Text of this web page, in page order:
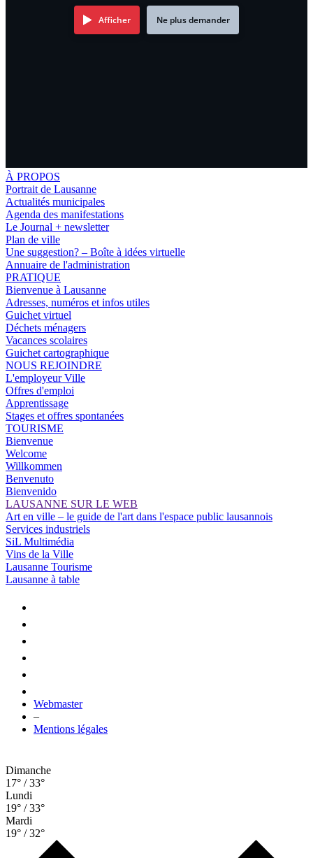
Afficher Ne plus demander
À PROPOS
Portrait de Lausanne
Actualités municipales
Agenda des manifestations
Le Journal + newsletter
Plan de ville
Une suggestion? – Boîte à idées virtuelle
Annuaire de l'administration
PRATIQUE
Bienvenue à Lausanne
Adresses, numéros et infos utiles
Guichet virtuel
Déchets ménagers
Vacances scolaires
Guichet cartographique
NOUS REJOINDRE
L'employeur Ville
Offres d'emploi
Apprentissage
Stages et offres spontanées
TOURISME
Bienvenue
Welcome
Willkommen
Benvenuto
Bienvenido
LAUSANNE SUR LE WEB
Art en ville – le guide de l'art dans l'espace public lausannois
Services industriels
SiL Multimédia
Vins de la Ville
Lausanne Tourisme
Lausanne à table
Webmaster
–
Mentions légales
Dimanche
17° / 33°
Lundi
19° / 33°
Mardi
19° / 32°